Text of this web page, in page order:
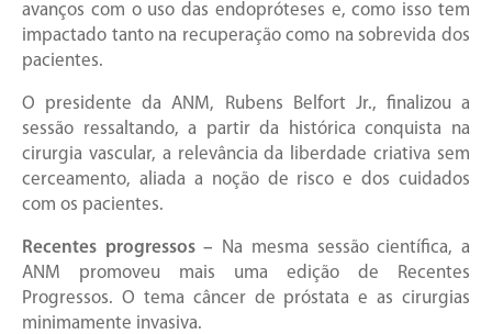
avanços com o uso das endopróteses e, como isso tem
impactado tanto na recuperação como na sobrevida dos
pacientes.
O presidente da ANM, Rubens Belfort Jr., finalizou a
sessão ressaltando, a partir da histórica conquista na
cirurgia vascular, a relevância da liberdade criativa sem
cerceamento, aliada a noção de risco e dos cuidados
com os pacientes.
Recentes progressos –
Na mesma sessão científica, a
ANM promoveu mais uma edição de Recentes
Progressos. O tema câncer de próstata e as cirurgias
minimamente invasiva.